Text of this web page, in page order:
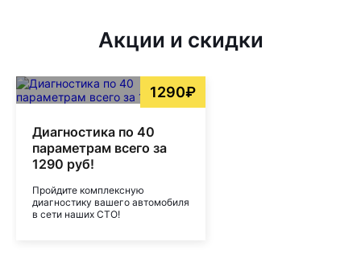
Акции и скидки
1290₽
Диагностика по 40
параметрам всего за
1290 руб!
Пройдите комплексную
диагностику вашего автомобиля
в сети наших СТО!